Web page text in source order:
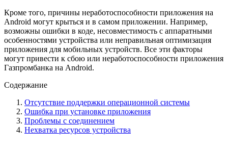
Кроме того, причины неработоспособности приложения на
Android могут крыться и в самом приложении. Например,
возможны ошибки в коде, несовместимость с аппаратными
особенностями устройства или неправильная оптимизация
приложения для мобильных устройств. Все эти факторы
могут привести к сбою или неработоспособности приложения
Газпромбанка на Android.
Содержание
Отсутствие поддержки операционной системы
Ошибка при установке приложения
Проблемы с соединением
Нехватка ресурсов устройства